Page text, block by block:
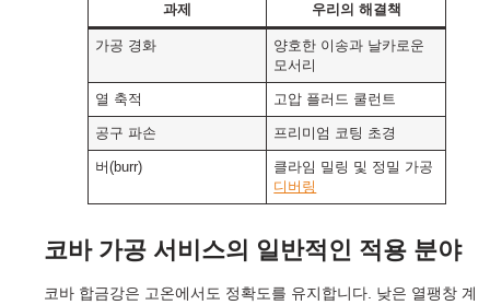
과제 우리의 해결책
가공 경화
양호한 이송과 날카로운
모서리
열 축적 고압 플러드 쿨런트
공구 파손 프리미엄 코팅 초경
버(burr)
클라임 밀링 및 정밀 가공
디버링
코바 가공 서비스의 일반적인 적용 분야
코바 합금강은 고온에서도 정확도를 유지합니다. 낮은 열팽창 계